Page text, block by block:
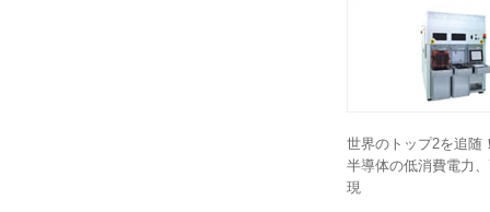
世界のトップ2を追随
半導体の低消費電力
現